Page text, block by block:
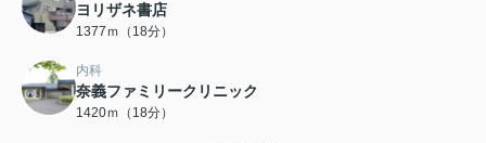
ヨリザネ書店
1377ｍ（18分）
内科
奈義ファミリークリニック
1420ｍ（18分）